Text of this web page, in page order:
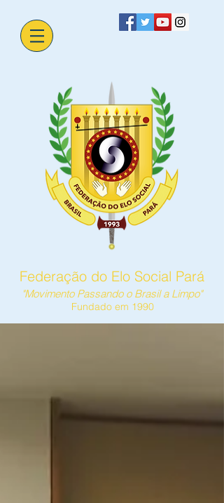
Federação do Elo Social Pará
"Movimento Passando o Brasil a Limpo"
Fundado em 1990